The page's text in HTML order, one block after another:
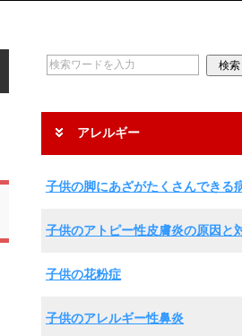
アレルギー
子供の脚にあざがたくさんできる
子供のアトピー性皮膚炎の原因と
子供の花粉症
子供のアレルギー性鼻炎